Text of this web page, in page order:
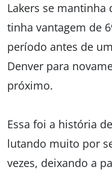
Lakers se
tinha vantagem de
período antes de
Denver para
próximo.
Essa foi a história
lutando muito por
vezes, deixando a